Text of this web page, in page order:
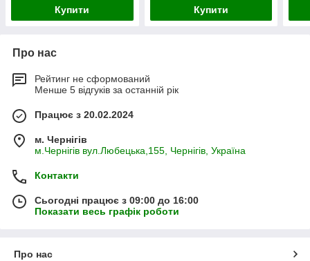
Купити Купити
Про нас
Рейтинг не сформований
Менше 5 відгуків за останній рік
Працює з 20.02.2024
м. Чернігів
м.Чернігів вул.Любецька,155, Чернігів, Україна
Контакти
Сьогодні працює з 09:00 до 16:00
Показати весь графік роботи
Про нас